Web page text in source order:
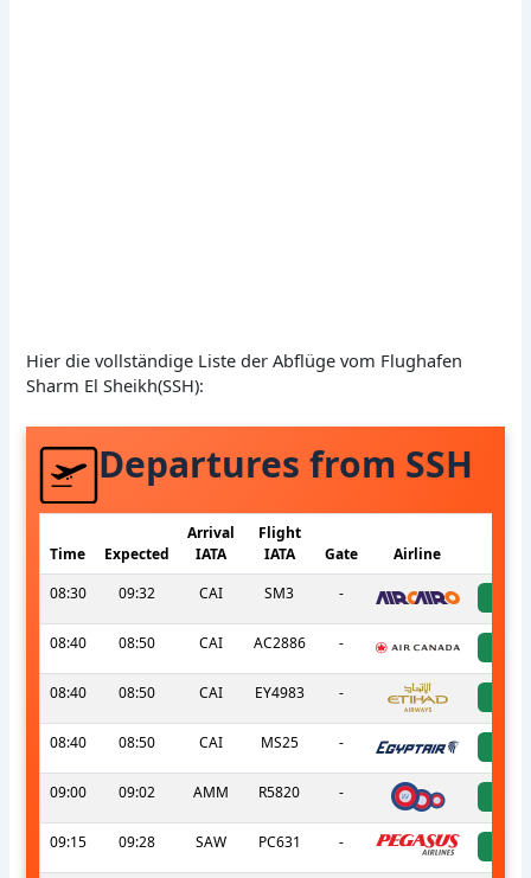
Hier die vollständige Liste der Abflüge vom Flughafen
Sharm El Sheikh(SSH):
Departures from SSH
Time Expected
Arrival
IATA
Flight
IATA
Gate Airline
08:30
09:32 CAI SM3 -
08:40 08:50 CAI AC2886 -
08:40 08:50 CAI EY4983 -
08:40 08:50 CAI MS25 -
09:00 09:02 AMM R5820 -
09:15 09:28 SAW PC631 -